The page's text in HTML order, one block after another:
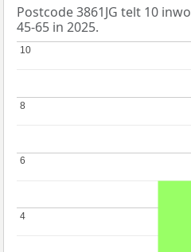
Postcode 3861JG telt 10
45-65 in 2025.
4
4
6
6
8
8
10
10